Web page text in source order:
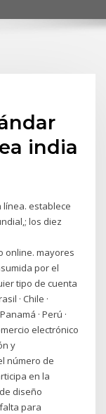
india
línea. establece
los diez
online. mayores
por el
tipo de cuenta
· Chile ·
· Perú ·
electrónico
y
número de
en la
diseño
para